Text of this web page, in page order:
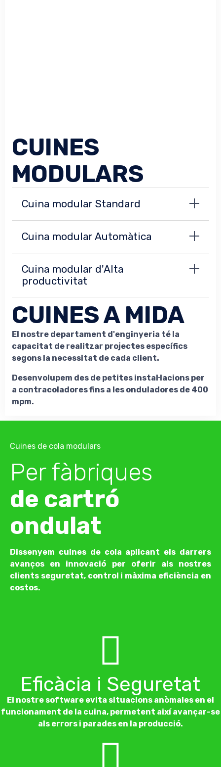
CUINES
MODULARS
Cuina modular Standard
Cuina modular Automàtica
Cuina modular d'Alta
productivitat
CUINES A MIDA
El nostre departament d'enginyeria té la
capacitat de realitzar projectes específics
segons la necessitat de cada client.
Desenvolupem des de petites instal·lacions per
a contracoladores fins a les onduladores de 400
mpm.
Cuines de cola modulars
Per fàbriques
de cartró
ondulat
Dissenyem cuines de cola aplicant els darrers
avanços en innovació per oferir als nostres
clients seguretat, control i màxima eficiència en
costos.
Eficàcia i Seguretat
El nostre software evita situacions anòmales en el
funcionament de la cuina, permetent així avançar-se
als errors i parades en la producció.